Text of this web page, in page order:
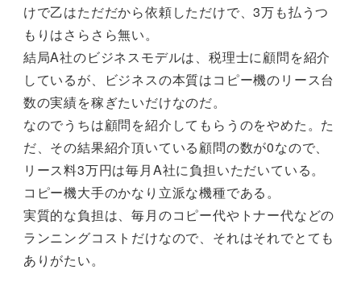
けで乙はただだから依頼しただけで、3万も払うつ
もりはさらさら無い。
結局A社のビジネスモデルは、税理士に顧問を紹介
しているが、ビジネスの本質はコピー機のリース台
数の実績を稼ぎたいだけなのだ。
なのでうちは顧問を紹介してもらうのをやめた。た
だ、その結果紹介頂いている顧問の数が0なので、
リース料3万円は毎月A社に負担いただいている。
コピー機大手のかなり立派な機種である。
実質的な負担は、毎月のコピー代やトナー代などの
ランニングコストだけなので、それはそれでとても
ありがたい。